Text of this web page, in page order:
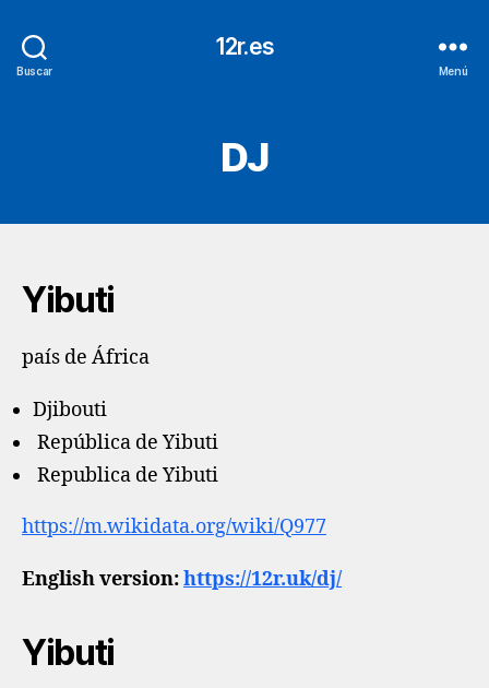
Buscar
12r.es
Menú
DJ
Yibuti
país de África
Djibouti
República de Yibuti
Republica de Yibuti
https://m.wikidata.org/wiki/Q977
English version:https://12r.uk/dj/
Yibuti